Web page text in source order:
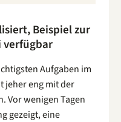
Beispiel zur
verfügbar
Aufgaben im
jeher eng mit der
Vor wenigen Tagen
gezeigt, eine